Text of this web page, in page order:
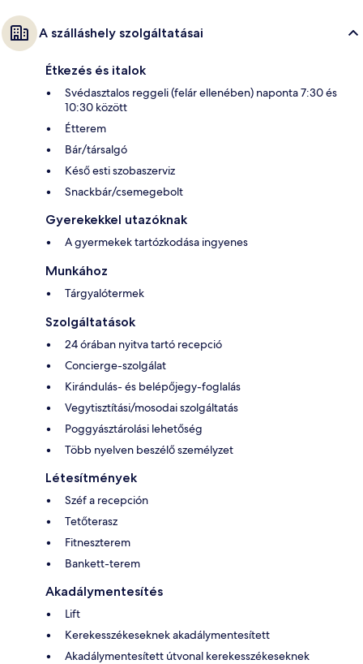
A szálláshely szolgáltatásai
Étkezés és italok
Svédasztalos reggeli (felár ellenében) naponta 7:30 és
10:30 között
Étterem
Bár/társalgó
Késő esti szobaszerviz
Snackbár/csemegebolt
Gyerekekkel utazóknak
A gyermekek tartózkodása ingyenes
Munkához
Tárgyalótermek
Szolgáltatások
24 órában nyitva tartó recepció
Concierge-szolgálat
Kirándulás- és belépőjegy-foglalás
Vegytisztítási/mosodai szolgáltatás
Poggyásztárolási lehetőség
Több nyelven beszélő személyzet
Létesítmények
Széf a recepción
Tetőterasz
Fitneszterem
Bankett-terem
Akadálymentesítés
Lift
Kerekesszékeseknek akadálymentesített
Akadálymentesített útvonal kerekesszékeseknek